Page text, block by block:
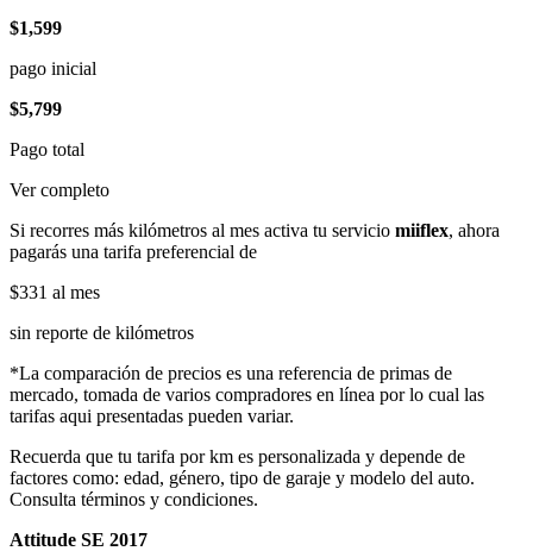
$1,599
pago inicial
$5,799
Pago total
Ver completo
Si recorres más kilómetros al mes activa tu servicio miiflex, ahora
pagarás una tarifa preferencial de
$331 al mes
sin reporte de kilómetros
*La comparación de precios es una referencia de primas de
mercado, tomada de varios compradores en línea por lo cual las
tarifas aqui presentadas pueden variar.
Recuerda que tu tarifa por km es personalizada y depende de
factores como: edad, género, tipo de garaje y modelo del auto.
Consulta términos y condiciones.
Attitude SE 2017